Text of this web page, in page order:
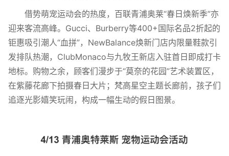
借势萌宠运动会的热度，百联青浦奥莱“春日焕新季”亦
迎来客流高峰。Gucci、Burberry等400+国际名品2折起的
钜惠吸引潮人“血拼”，NewBalance焕新门店内限量鞋款引
发排队热潮，ClubMonaco与九牧王新店入驻首日即成打卡
地标。购物之余，顾客们漫步于“莫奈的花园”艺术装置区，
在紫藤花廊下拍摄春日大片；梵高星空主题长廊前，孩子们
追逐光影嬉笑玩闹，构成一幅生动的假日图景。